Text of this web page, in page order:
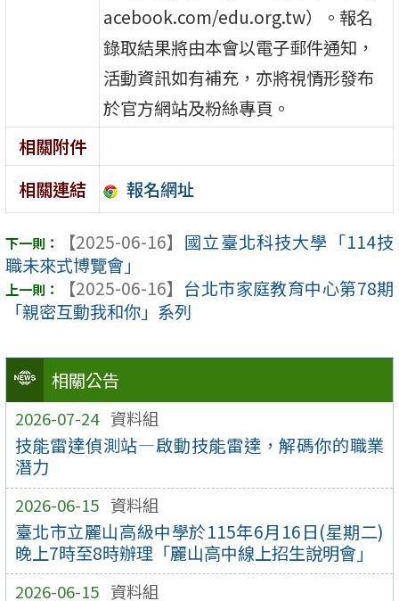
相關公告
2026-07-24 資料組
技能雷達偵測站—啟動技能雷達，解碼你的職業
潛力
2026-06-15 資料組
臺北市立麗山高級中學於115年6月16日(星期二)
晚上7時至8時辦理「麗山高中線上招生說明會」
2026-06-15 資料組
acebook.com/edu.org.tw）。報名
錄取結果將由本會以電子郵件通知，
活動資訊如有補充，亦將視情形發布
於官方網站及粉絲專頁。
相關附件
相關連結
報名網址
【2025-06-16】 國立臺北科技大學「114技
職未來式博覽會」
【2025-06-16】 台北市家庭教育中心第78期
「親密互動我和你」系列